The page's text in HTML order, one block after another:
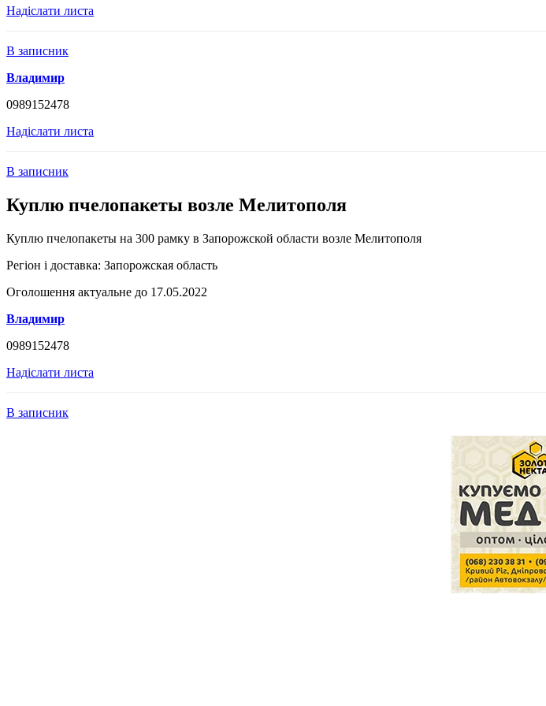
Надіслати листа
В записник
Владимир
0989152478
Надіслати листа
В записник
Куплю пчелопакеты возле Мелитополя
Куплю пчелопакеты на 300 рамку в Запорожской области возле Мелитополя
Регіон і доставка: Запорожская область
Оголошення актуальне до 17.05.2022
Владимир
0989152478
Надіслати листа
В записник